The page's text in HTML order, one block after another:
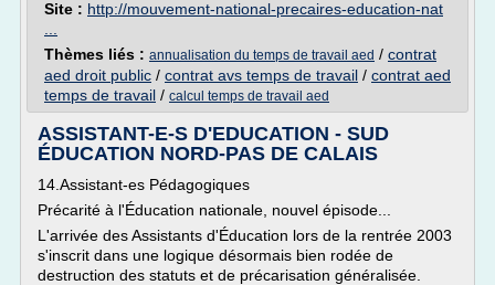
Site : http://mouvement-national-precaires-education-nat
Thèmes liés : annualisation du temps de travail aed / contrat
aed droit public / contrat avs temps de travail / contrat aed
temps de travail / calcul temps de travail aed
ASSISTANT-E-S D'EDUCATION - SUD
ÉDUCATION NORD-PAS DE CALAIS
14.Assistant-es Pédagogiques
Précarité à l'Éducation nationale, nouvel épisode...
L'arrivée des Assistants d'Éducation lors de la rentrée 2003
s'inscrit dans une logique désormais bien rodée de
destruction des statuts et de précarisation généralisée.